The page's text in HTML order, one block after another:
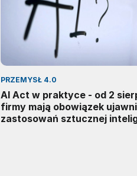
PRZEMYSŁ 4.0
AI Act w praktyce - od 2
firmy mają obowiązek
zastosowań sztucznej